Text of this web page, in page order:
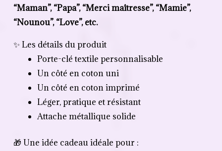
“Maman”, “Papa”, “Merci maîtresse”, “Mamie”,
“Nounou”, “Love”, etc.
✨ Les détails du produit
Porte-clé textile personnalisable
Un côté en coton uni
Un côté en coton imprimé
Léger, pratique et résistant
Attache métallique solide
🎁 Une idée cadeau idéale pour :